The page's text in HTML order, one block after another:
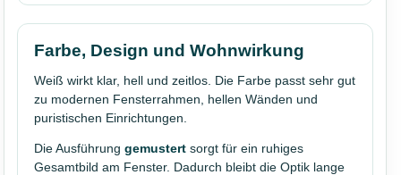
Farbe, Design und Wohnwirkung
Weiß wirkt klar, hell und zeitlos. Die Farbe passt sehr gut
zu modernen Fensterrahmen, hellen Wänden und
puristischen Einrichtungen.
Die Ausführung gemustert sorgt für ein ruhiges
Gesamtbild am Fenster. Dadurch bleibt die Optik lange